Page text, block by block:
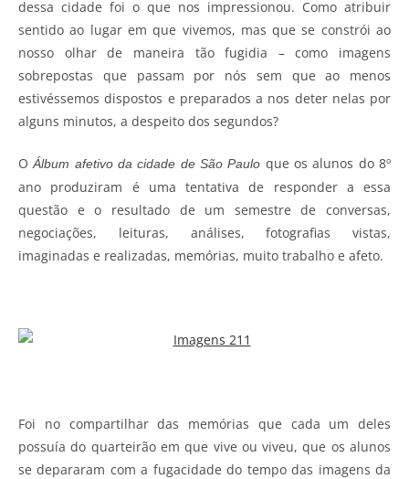
dessa cidade foi o que nos impressionou. Como atribuir
sentido ao lugar em que vivemos, mas que se constrói ao
nosso olhar de maneira tão fugidia – como imagens
sobrepostas que passam por nós sem que ao menos
estivéssemos dispostos e preparados a nos deter nelas por
alguns minutos, a despeito dos segundos?
OÁlbum afetivo da cidade de São Paulo que os alunos do 8º
ano produziram é uma tentativa de responder a essa
questão e o resultado de um semestre de conversas,
negociações, leituras, análises, fotografias vistas,
imaginadas e realizadas, memórias, muito trabalho e afeto.
Foi no compartilhar das memórias que cada um deles
possuía do quarteirão em que vive ou viveu, que os alunos
se depararam com a fugacidade do tempo das imagens da